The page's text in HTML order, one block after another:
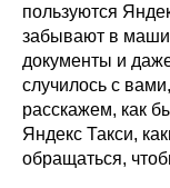
пользуются
забывают в
документы и
случилось с
расскажем, как
Яндекс Такси,
обращаться,